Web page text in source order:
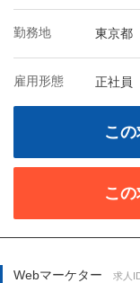
勤務地 東京都
雇用形態 正社員
こ
こ
Webマーケター 求人